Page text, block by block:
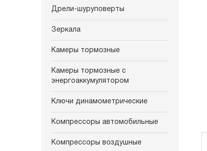
Дрели-шуруповерты
Зеркала
Камеры тормозные
Камеры тормозные с
энергоаккумулятором
Ключи динамометрические
Компрессоры автомобильные
Компрессоры воздушные